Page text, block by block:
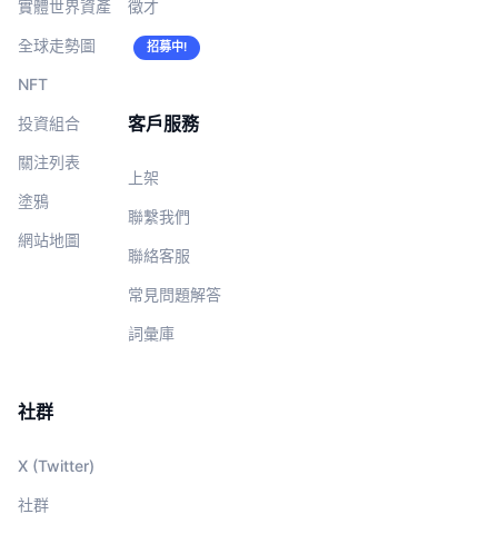
實體世界資產
全球走勢圖
NFT
投資組合
關注列表
塗鴉
網站地圖
徵才
招募中!
客戶服務
上架
聯繫我們
聯絡客服
常見問題解答
詞彙庫
社群
X (Twitter)
社群